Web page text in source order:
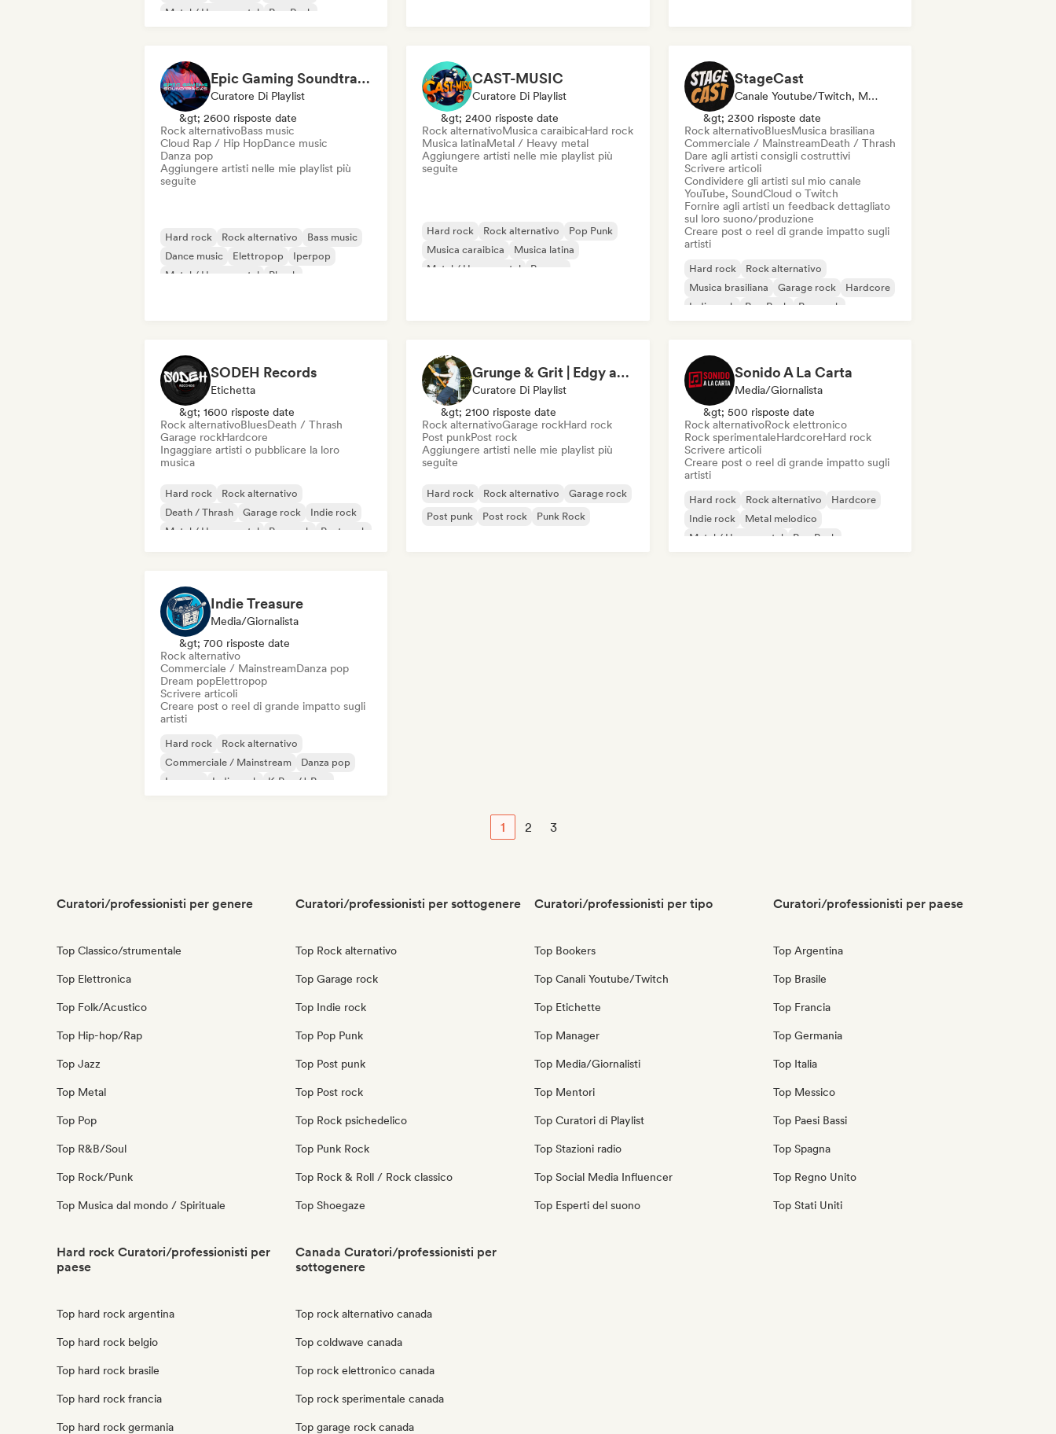
Metal / Heavy metal
Pop Punk
Epic Gaming Soundtracks
Curatore Di Playlist
&gt; 2600 risposte date
Rock alternativoBass music
Cloud Rap / Hip HopDance music
Danza pop
Aggiungere artisti nelle mie playlist più
seguite
Hard rock Rock alternativo
Bass music
Dance music
Elettropop
Iperpop
Metal / Heavy metal
Phonk
CAST-MUSIC
Curatore Di Playlist
&gt; 2400 risposte date
Rock alternativoMusica caraibicaHard rock
Musica latinaMetal / Heavy metal
Aggiungere artisti nelle mie playlist più
seguite
Hard rock Rock alternativo
Pop Punk
Musica caraibica
Musica latina
Metal / Heavy metal
Reggae
StageCast
Canale Youtube/Twitch, Media/Giornalista, Mentore, Social Media Influencer, Esperto Del Suono
&gt; 2300 risposte date
Rock alternativoBluesMusica brasiliana
Commerciale / MainstreamDeath / Thrash
Dare agli artisti consigli costruttivi
Scrivere articoli
Condividere gli artisti sul mio canale
YouTube, SoundCloud o Twitch
Fornire agli artisti un feedback dettagliato
sul loro suono/produzione
Creare post o reel di grande impatto sugli
artisti
Hard rock
Rock alternativo
Musica brasiliana
Garage rock
Hardcore
Indie rock
Pop Punk Pop rock
SODEH Records
Etichetta
&gt; 1600 risposte date
Rock alternativoBluesDeath / Thrash
Garage rockHardcore
Ingaggiare artisti o pubblicare la loro
musica
Hard rock
Rock alternativo
Death / Thrash
Garage rock
Indie rock
Metal / Heavy metal
Pop rock Post punk
Grunge & Grit | Edgy and Raw Rock Tracks
Curatore Di Playlist
&gt; 2100 risposte date
Rock alternativoGarage rockHard rock
Post punkPost rock
Aggiungere artisti nelle mie playlist più
seguite
Hard rock Rock alternativo
Garage rock
Post punk
Post rock Punk Rock
Sonido A La Carta
Media/Giornalista
&gt; 500 risposte date
Rock alternativoRock elettronico
Rock sperimentaleHardcoreHard rock
Scrivere articoli
Creare post o reel di grande impatto sugli
artisti
Hard rock Rock alternativo
Hardcore
Indie rock
Metal melodico
Metal / Heavy metal
Pop Punk
Indie Treasure
Media/Giornalista
&gt; 700 risposte date
Rock alternativo
Commerciale / MainstreamDanza pop
Dream popElettropop
Scrivere articoli
Creare post o reel di grande impatto sugli
artisti
Hard rock
Rock alternativo
Commerciale / Mainstream
Danza pop
Iperpop
Indie rock
K-Pop/J-Pop
1 2 3
Curatori/professionisti per genere
Top Classico/strumentale
Top Elettronica
Top Folk/Acustico
Top Hip-hop/Rap
Top Jazz
Top Metal
Top Pop
Top R&B/Soul
Top Rock/Punk
Top Musica dal mondo / Spirituale
Curatori/professionisti per sottogenere
Top Rock alternativo
Top Garage rock
Top Indie rock
Top Pop Punk
Top Post punk
Top Post rock
Top Rock psichedelico
Top Punk Rock
Top Rock & Roll / Rock classico
Top Shoegaze
Curatori/professionisti per tipo
Top Bookers
Top Canali Youtube/Twitch
Top Etichette
Top Manager
Top Media/Giornalisti
Top Mentori
Top Curatori di Playlist
Top Stazioni radio
Top Social Media Influencer
Top Esperti del suono
Curatori/professionisti per paese
Top Argentina
Top Brasile
Top Francia
Top Germania
Top Italia
Top Messico
Top Paesi Bassi
Top Spagna
Top Regno Unito
Top Stati Uniti
Hard rock Curatori/professionisti per
paese
Top hard rock argentina
Top hard rock belgio
Top hard rock brasile
Top hard rock francia
Top hard rock germania
Canada Curatori/professionisti per
sottogenere
Top rock alternativo canada
Top coldwave canada
Top rock elettronico canada
Top rock sperimentale canada
Top garage rock canada